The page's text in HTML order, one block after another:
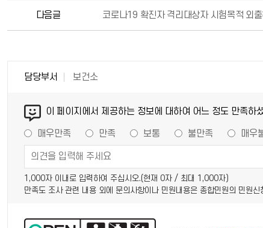
다음글 코로나19 확진자 격리대상자 시험목적 외
담당부서 보건소
이 페이지에서 제공하는 정보에 대하여 어느 정도 만족하
매우만족 만족 보통 불만족 매우
1,000자 이내로 입력하여 주십시오.(현재 0자 / 최대 1,000자)
만족도 조사 관련 내용 외에 문의사항이나 민원내용은 종합민원의 민원신